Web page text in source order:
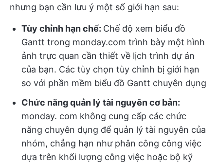
nhưng bạn cần lưu ý một số giới hạn sau:
Tùy chỉnh hạn chế: Chế độ xem biểu đồ
Gantt trong monday.com trình bày một hình
ảnh trực quan cần thiết về lịch trình dự án
của bạn. Các tùy chọn tùy chỉnh bị giới hạn
so với phần mềm biểu đồ Gantt chuyên dụng
Chức năng quản lý tài nguyên cơ bản:
monday. com không cung cấp các chức
năng chuyên dụng để quản lý tài nguyên của
nhóm, chẳng hạn như phân công công việc
dựa trên khối lượng công việc hoặc bộ kỹ